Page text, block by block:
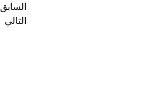
السابق
التالي